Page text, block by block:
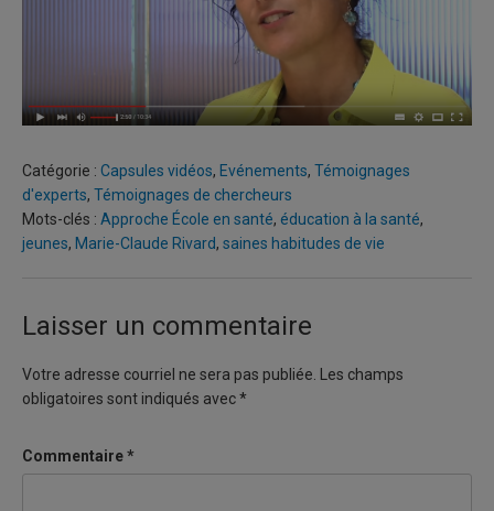
Catégorie : Capsules vidéos, Evénements, Témoignages
d'experts, Témoignages de chercheurs
Mots-clés : Approche École en santé, éducation à la santé,
jeunes, Marie-Claude Rivard, saines habitudes de vie
Laisser un commentaire
Votre adresse courriel ne sera pas publiée. Les champs
obligatoires sont indiqués avec*
Commentaire*